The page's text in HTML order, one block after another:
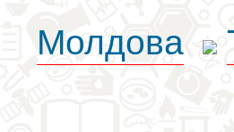
Молдова